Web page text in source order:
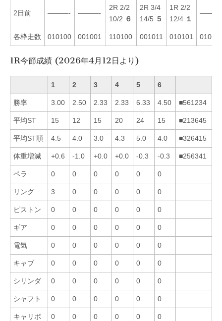
2日前 ———- ———-
2R 2/2
10/2 ６
2R 3/4
14/5 ５
1R 2/2
12/4 １
各枠走数 010100 001001 110100 001011 010101
1R今節成績 (2026年4月12日より)
1 2 3 4 5 6
勝率 3.00 2.50 2.33 2.33 6.33 4.50 ■561234
平均ST 15 12 15 20 24 15 ■213645
平均ST順 4.5 4.0 3.0 4.3 5.0 4.0 ■326415
体重増減 +0.6 -1.0 +0.0 +0.0 -0.3 -0.3 ■256341
ペラ 0 0 0 0 0 0
リング 3 0 0 0 0 0
ピストン 0 0 0 0 0 0
ギア 0 0 0 0 0 0
電気 0 0 0 0 0 0
キャブ 0 0 0 0 0 0
シリンダ 0 0 0 0 0 0
シャフト 0 0 0 0 0 0
キャリボ 0 0 0 0 0 0